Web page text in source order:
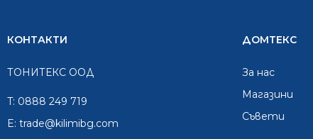
КОНТАКТИ
ТОНИТЕКС ООД
T: 0888 249 719
E: trade@kilimibg.com
ДОМТЕКС
За нас
Mагазини
Съвети